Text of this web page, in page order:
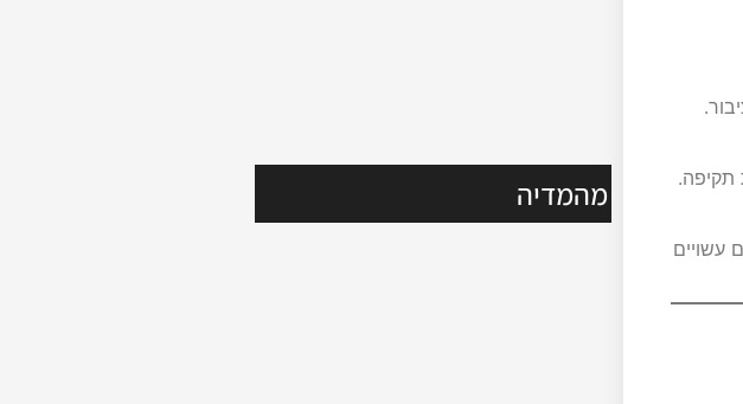
תקיפה.
עשויים
מהמדיה